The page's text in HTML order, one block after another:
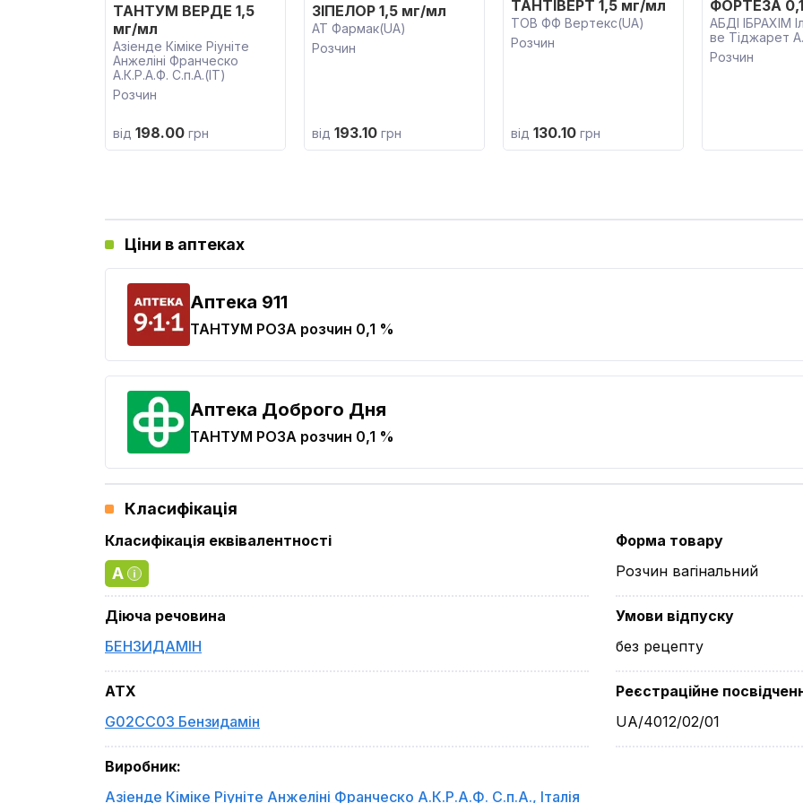
ТАНТУМ ВЕРДЕ 1,5
мг/мл
Азіенде Кіміке Ріуніте
Анжеліні Франческо
А.К.Р.А.Ф. С.п.А.(IT)
Розчин
від 198.00 грн
ЗІПЕЛОР 1,5 мг/мл
АТ Фармак(UA)
Розчин
від 193.10 грн
ТАНТІВЕРТ 1,5 мг/мл
ТОВ ФФ Вертекс(UA)
Розчин
від 130.10 грн
ФОРТЕЗА
АБДІ ІБРАХІМ
ве Тіджарет
Розчин
Ціни в аптеках
Aптека 911
ТАНТУМ РОЗА розчин 0,1 %
Аптека Доброго Дня
ТАНТУМ РОЗА розчин 0,1 %
Класифікація
Класифікація еквівалентності
A
Діюча речовина
БЕНЗИДАМІН
ATX
G02CC03 Бензидамін
Виробник:
Азіенде Кіміке Ріуніте Анжеліні Франческо А.К.Р.А.Ф. С.п.А., Італія
Форма товару
Розчин вагінальний
Умови відпуску
без рецепту
Реєстраційне
UA/4012/02/01